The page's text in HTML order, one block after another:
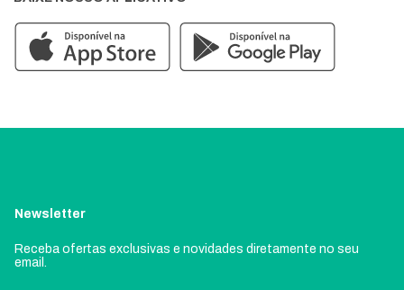
Newsletter
Receba ofertas exclusivas e novidades diretamente no seu
email.